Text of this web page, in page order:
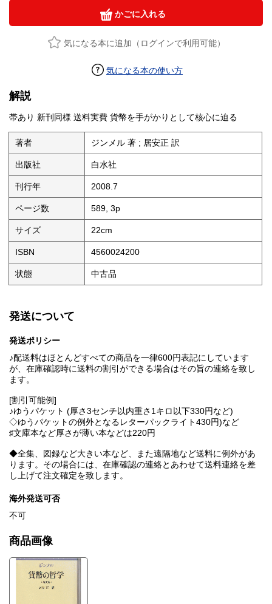
かごに入れる
気になる本に追加（ログインで利用可能）
気になる本の使い方
解説
帯あり 新刊同様 送料実費 貨幣を手がかりとして核心に迫る
著者 ジンメル 著 ; 居安正 訳
出版社 白水社
刊行年 2008.7
ページ数 589, 3p
サイズ 22cm
ISBN 4560024200
状態 中古品
発送について
発送ポリシー
♪配送料はほとんどすべての商品を一律600円表記にしています
が、在庫確認時に送料の割引ができる場合はその旨の連絡を致し
ます。
[割引可能例]
♪ゆうパケット (厚さ3センチ以内重さ1キロ以下330円など)
◇ゆうパケットの例外となるレターパックライト430円)など
♯文庫本など厚さが薄い本などは220円
◆全集、図録など大きい本など、また遠隔地など送料に例外があ
ります。その場合には、在庫確認の連絡とあわせて送料連絡を差
し上げて注文確定を致します。
海外発送可否
不可
商品画像